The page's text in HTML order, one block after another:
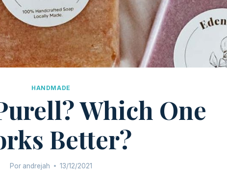
HANDMADE
Which One
Better?
Por andrejah 13/12/2021